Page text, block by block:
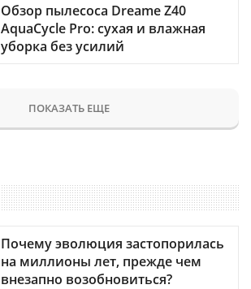
Обзор пылесоса Dreame Z40
AquaCycle Pro: сухая и влажная
уборка без усилий
ПОКАЗАТЬ ЕЩЕ
Почему эволюция застопорилась
на миллионы лет, прежде чем
внезапно возобновиться?